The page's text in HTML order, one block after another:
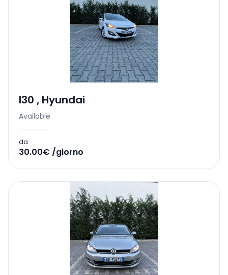
I30 , Hyundai
Available
da
30.00€ /giorno